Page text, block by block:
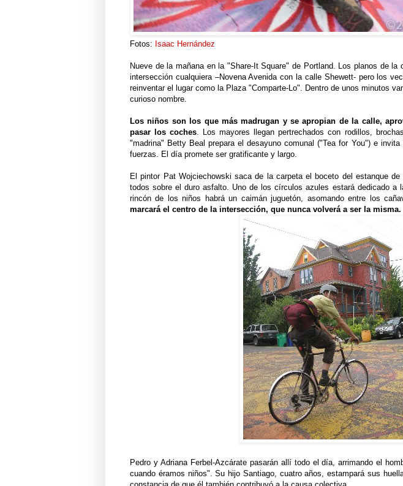
Fotos: Isaac Hernández
Nueve de la mañana en la "Share-It Square" de Portland. Los planos de la
intersección cualquiera –Novena Avenida con la calle Shewett- pero los
reinventar el lugar como la Plaza "Comparte-Lo". Dentro de unos minutos
curioso nombre.
Los niños son los que más madrugan y se apropian de la calle,
pasar los coches . Los mayores llegan pertrechados con rodillos,
"madrina" Betty Beal prepara el desayuno comunal ("Tea for You") e
fuerzas. El día promete ser gratificante y largo.
El pintor Pat Wojciechowski saca de la carpeta el boceto del estanque
todos sobre el duro asfalto. Uno de los círculos azules estará dedicado a
rincón de los niños habrá un caimán juguetón, asomando entre los
marcará el centro de la intersección, que nunca volverá a ser la misma.
Pedro y Adriana Ferbel-Azcárate pasarán allí todo el día, arrimando el
cuando éramos niños". Su hijo Santiago, cuatro años, estampará sus